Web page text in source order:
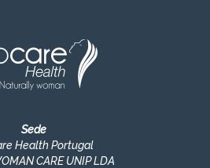
Sede
Health Portugal
CARE UNIP LDA